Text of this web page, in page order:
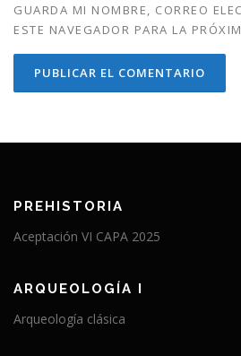
GUARDA MI NOMBRE, CORREO
ESTE NAVEGADOR PARA LA
PREHISTORIA
Aceptación VI CAPA 2025
ARQUEOLOGÍA I
Arqueología clásica